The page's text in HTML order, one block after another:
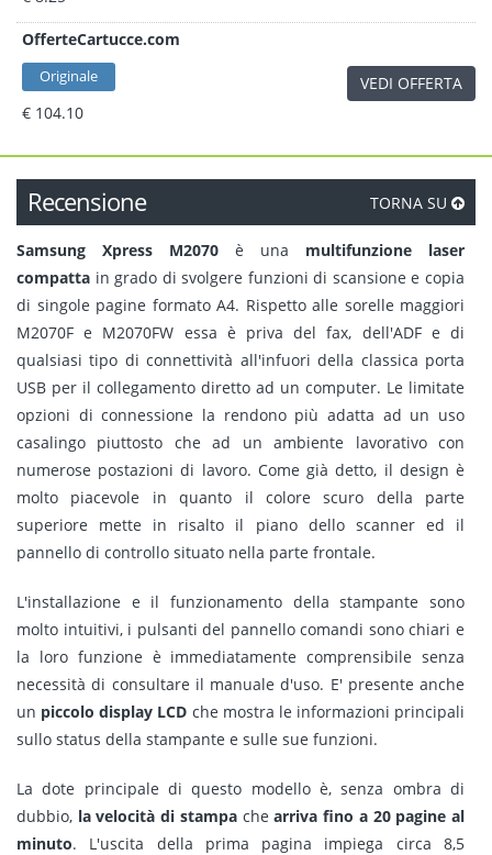
OfferteCartucce.com
Originale
€ 104.10
VEDI OFFERTA
Recensione TORNA SU
Samsung Xpress M2070 è una multifunzione laser
compatta in grado di svolgere funzioni di scansione e copia
di singole pagine formato A4. Rispetto alle sorelle maggiori
M2070F e M2070FW essa è priva del fax, dell'ADF e di
qualsiasi tipo di connettività all'infuori della classica porta
USB per il collegamento diretto ad un computer. Le limitate
opzioni di connessione la rendono più adatta ad un uso
casalingo piuttosto che ad un ambiente lavorativo con
numerose postazioni di lavoro. Come già detto, il design è
molto piacevole in quanto il colore scuro della parte
superiore mette in risalto il piano dello scanner ed il
pannello di controllo situato nella parte frontale.
L'installazione e il funzionamento della stampante sono
molto intuitivi, i pulsanti del pannello comandi sono chiari e
la loro funzione è immediatamente comprensibile senza
necessità di consultare il manuale d'uso. E' presente anche
un piccolo display LCD che mostra le informazioni principali
sullo status della stampante e sulle sue funzioni.
La dote principale di questo modello è, senza ombra di
dubbio, la velocità di stampachearriva fino a 20 pagine al
minuto. L'uscita della prima pagina impiega circa 8,5